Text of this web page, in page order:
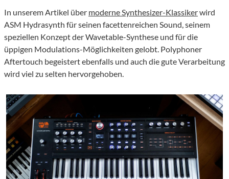
In unserem Artikel über moderne Synthesizer-Klassikerwird
ASM Hydrasynth für seinen facettenreichen Sound, seinem
speziellen Konzept der Wavetable-Synthese und für die
üppigen Modulations-Möglichkeiten gelobt. Polyphoner
Aftertouch begeistert ebenfalls und auch die gute Verarbeitung
wird viel zu selten hervorgehoben.